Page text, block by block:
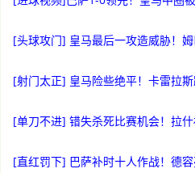
[头球攻门] 皇马最后一攻造威胁！姆
[射门太正] 皇马险些绝平！卡雷拉斯
[单刀不进] 错失杀死比赛机会！拉什
[直红罚下] 巴萨补时十人作战！德